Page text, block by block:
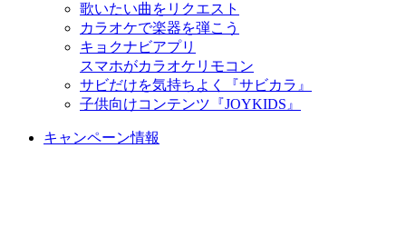
歌いたい曲をリクエスト
カラオケで楽器を弾こう
キョクナビアプリ
スマホがカラオケリモコン
サビだけを気持ちよく『サビカラ』
子供向けコンテンツ『JOYKIDS』
キャンペーン情報